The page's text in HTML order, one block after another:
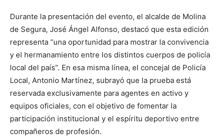
Durante la presentación del evento, el alcalde de Molina
de Segura, José Ángel Alfonso, destacó que esta edición
representa “una oportunidad para mostrar la convivencia
y el hermanamiento entre los distintos cuerpos de policía
local del país”. En esa misma línea, el concejal de Policía
Local, Antonio Martínez, subrayó que la prueba está
reservada exclusivamente para agentes en activo y
equipos oficiales, con el objetivo de fomentar la
participación institucional y el espíritu deportivo entre
compañeros de profesión.